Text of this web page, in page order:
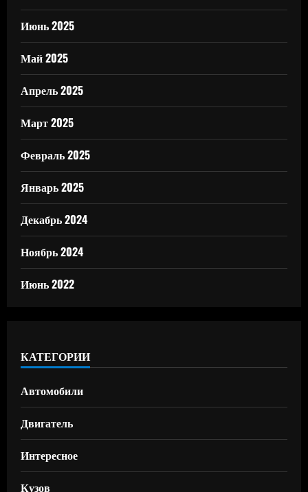
Июнь 2025
Май 2025
Апрель 2025
Март 2025
Февраль 2025
Январь 2025
Декабрь 2024
Ноябрь 2024
Июнь 2022
КАТЕГОРИИ
Автомобили
Двигатель
Интересное
Кузов